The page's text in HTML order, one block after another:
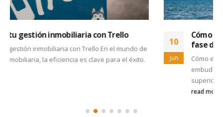
10
Jun
Cómo evitar leads abandonados en la primera
fase de tu embudo
Cómo evitar leads abandonados en la primera fase de tu
embudo En el mundo del marketing en línea, la "parte